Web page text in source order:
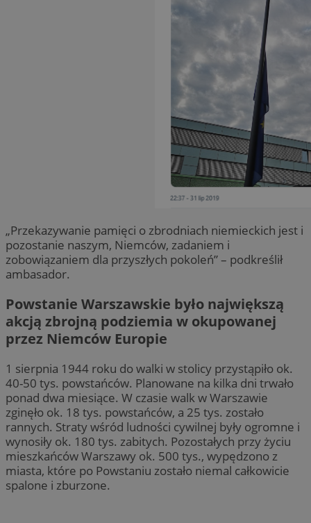
„Przekazywanie pamięci o zbrodniach niemieckich jest i
pozostanie naszym, Niemców, zadaniem i
zobowiązaniem dla przyszłych pokoleń” – podkreślił
ambasador.
Powstanie Warszawskie było największą
akcją zbrojną podziemia w okupowanej
przez Niemców Europie
1 sierpnia 1944 roku do walki w stolicy przystąpiło ok.
40-50 tys. powstańców. Planowane na kilka dni trwało
ponad dwa miesiące. W czasie walk w Warszawie
zginęło ok. 18 tys. powstańców, a 25 tys. zostało
rannych. Straty wśród ludności cywilnej były ogromne i
wynosiły ok. 180 tys. zabitych. Pozostałych przy życiu
mieszkańców Warszawy ok. 500 tys., wypędzono z
miasta, które po Powstaniu zostało niemal całkowicie
spalone i zburzone.